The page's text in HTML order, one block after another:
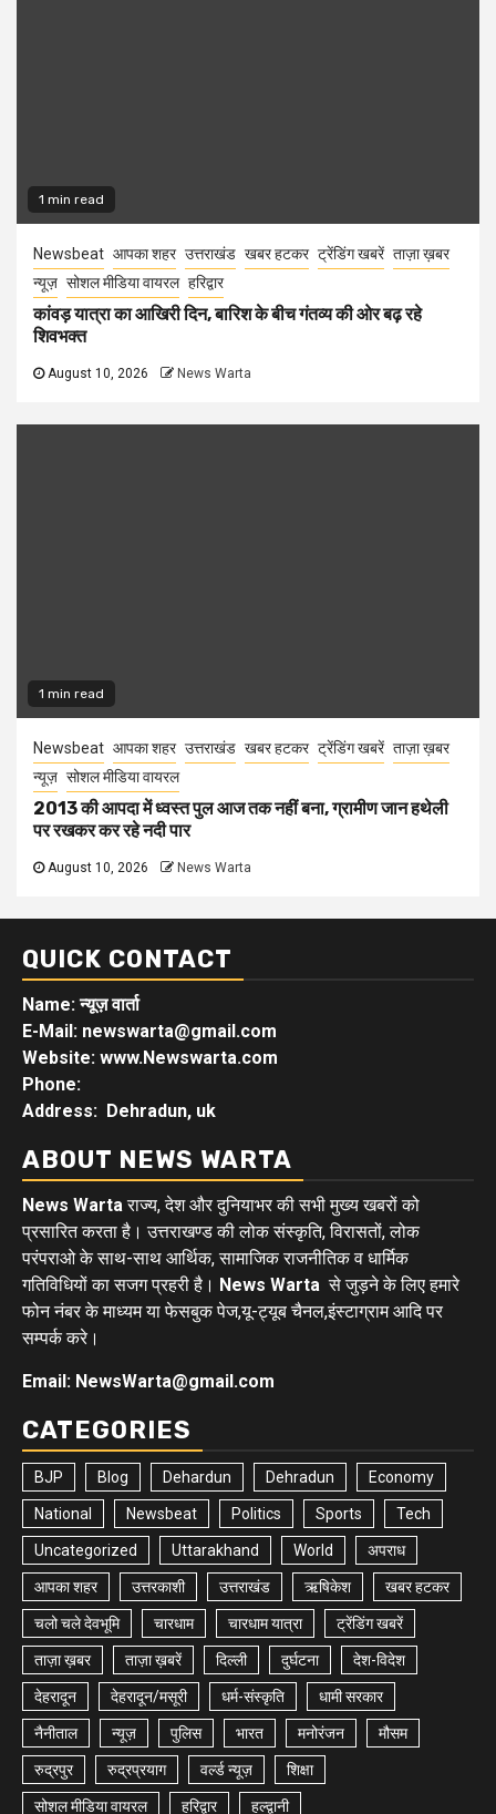
1 min read
Newsbeat आपका शहर उत्तराखंड खबर हटकर ट्रेंडिंग खबरें ताज़ा ख़बर
न्यूज़ सोशल मीडिया वायरल हरिद्वार
कांवड़ यात्रा का आखिरी दिन, बारिश के बीच गंतव्य की ओर बढ़ रहे
शिवभक्त
August 10, 2026 News Warta
1 min read
Newsbeat आपका शहर उत्तराखंड खबर हटकर ट्रेंडिंग खबरें ताज़ा ख़बर
न्यूज़ सोशल मीडिया वायरल
2013 की आपदा में ध्वस्त पुल आज तक नहीं बना, ग्रामीण जान हथेली
पर रखकर कर रहे नदी पार
August 10, 2026 News Warta
QUICK CONTACT
Name: न्यूज़ वार्ता
E-Mail: newswarta@gmail.com
Website: www.Newswarta.com
Phone:
Address: Dehradun, uk
ABOUT NEWS WARTA
News Wartaराज्य, देश और दुनियाभर की सभी मुख्य खबरों को
प्रसारित करता है। उत्तराखण्ड की लोक संस्कृति, विरासतों, लोक
परंपराओ के साथ-साथ आर्थिक, सामाजिक राजनीतिक व धार्मिक
गतिविधियों का सजग प्रहरी है। News Warta से जुड़ने के लिए हमारे
फोन नंबर के माध्यम या फेसबुक पेज,यू-ट्यूब चैनल,इंस्टाग्राम आदि पर
सम्पर्क करे।
Email: NewsWarta@gmail.com
CATEGORIES
BJP Blog Dehardun Dehradun Economy
National Newsbeat Politics Sports Tech
Uncategorized Uttarakhand World अपराध
आपका शहर उत्तरकाशी उत्तराखंड ऋषिकेश खबर हटकर
चलो चले देवभूमि चारधाम चारधाम यात्रा ट्रेंडिंग खबरें
ताज़ा ख़बर ताज़ा ख़बरें दिल्ली दुर्घटना देश-विदेश
देहरादून देहरादून/मसूरी धर्म-संस्कृति धामी सरकार
नैनीताल न्यूज़ पुलिस भारत मनोरंजन मौसम
रुद्रपुर रुद्रप्रयाग वर्ल्ड न्यूज़ शिक्षा
सोशल मीडिया वायरल हरिद्वार हल्द्वानी